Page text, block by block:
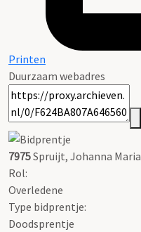
Printen
Duurzaam webadres
7975Spruijt, Johanna Maria
Rol:
Overledene
Type bidprentje:
Doodsprentje